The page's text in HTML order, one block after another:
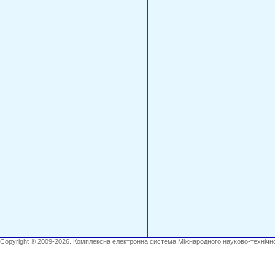
Copyright ® 2009-2026. Комплексна електронна система Міжнародного науково-